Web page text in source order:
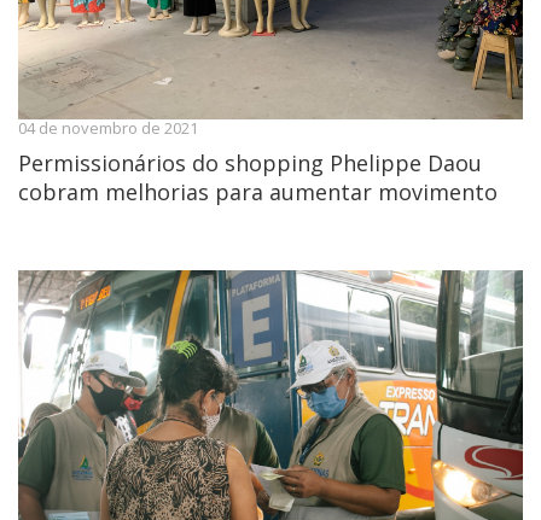
04 de novembro de 2021
Permissionários do shopping Phelippe Daou
cobram melhorias para aumentar movimento